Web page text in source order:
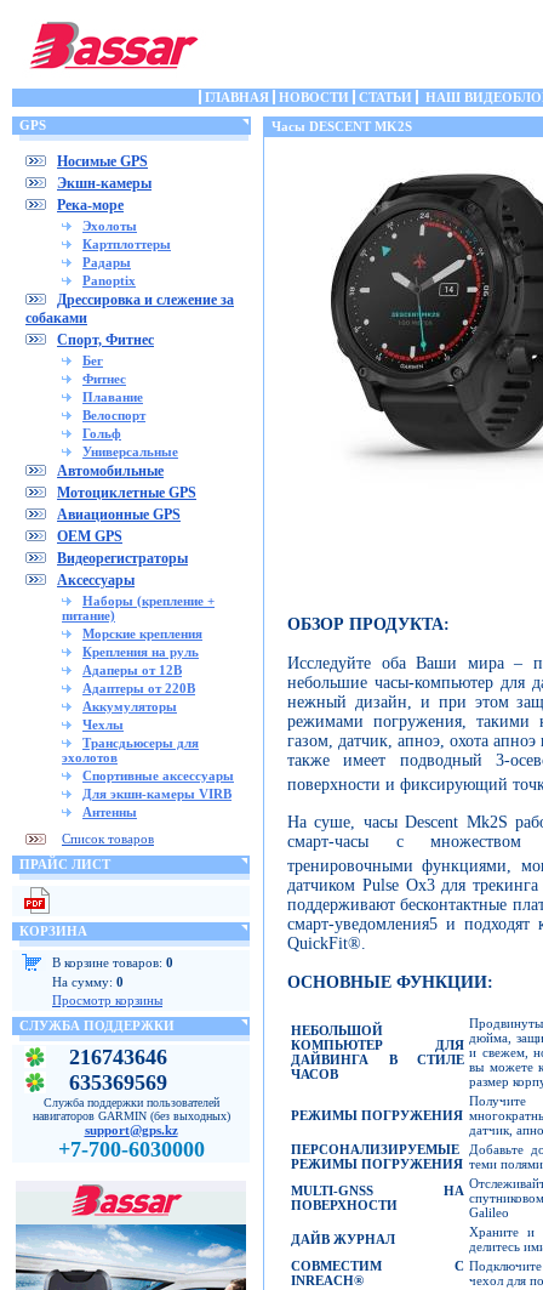
ГЛАВНАЯ НОВОСТИ СТАТЬИ
НАШ
GPS
Носимые GPS
Экшн-камеры
Река-море
Эхолоты
Картплоттеры
Радары
Panoptix
Дрессировка и слежение за
собаками
Спорт, Фитнес
Бег
Фитнес
Плавание
Велоспорт
Гольф
Универсальные
Автомобильные
Мотоциклетные GPS
Авиационные GPS
OEM GPS
Видеорегистраторы
Аксессуары
Наборы (крепление +
питание)
Морские крепления
Крепления на руль
Адаперы от 12В
Адаптеры от 220В
Аккумуляторы
Чехлы
Трансдьюсеры для
эхолотов
Спортивные аксессуары
Для экшн-камеры VIRB
Антенны
Список товаров
ПРАЙС ЛИСТ
КОРЗИНА
В корзине товаров: 0
На сумму: 0
Просмотр корзины
СЛУЖБА ПОДДЕРЖКИ
216743646
635369569
Служба поддержки пользователей
навигаторов GARMIN (без выходных)
support@gps.kz
+7-700-6030000
Часы DESCENT MK2S
ОБЗОР ПРОДУКТА:
Исследуйте оба Ваши мира –
небольшие часы-компьютер для
нежный дизайн, и при этом
режимами погружения, такими
газом, датчик, апноэ, охота
также имеет подводный 3-
поверхности и фиксирующий
На суше, часы Descent Mk2S
смарт-часы с множеством
тренировочными функциями,
датчиком Pulse Ox3 для
поддерживают бесконтактные
смарт-уведомления5 и
QuickFit®.
ОСНОВНЫЕ ФУНКЦИИ:
НЕБОЛЬШОЙ
КОМПЬЮТЕР ДЛЯ
ДАЙВИНГА В СТИЛЕ
ЧАСОВ
дюйма,
и свежем,
вы можете
размер
РЕЖИМЫ ПОГРУЖЕНИЯ
Получите
датчик,
ПЕРСОНАЛИЗИРУЕМЫЕ
РЕЖИМЫ ПОГРУЖЕНИЯ
Добавьте
теми
MULTI-GNSS НА
ПОВЕРХНОСТИ
Galileo
ДАЙВ ЖУРНАЛ
Храните и
делитесь
СОВМЕСТИМ С
INREACH®
чехол для